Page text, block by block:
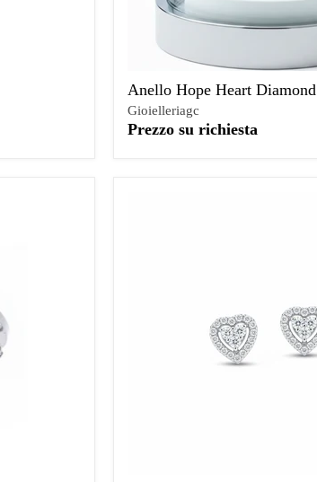
Anello Hope Heart Diamond
Gioielleriagc
Prezzo su richiesta